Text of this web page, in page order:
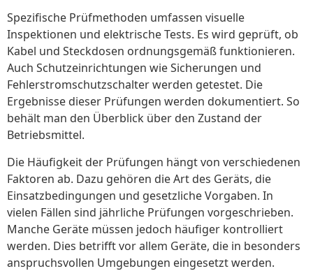
Spezifische Prüfmethoden umfassen visuelle
Inspektionen und elektrische Tests. Es wird geprüft, ob
Kabel und Steckdosen ordnungsgemäß funktionieren.
Auch Schutzeinrichtungen wie Sicherungen und
Fehlerstromschutzschalter werden getestet. Die
Ergebnisse dieser Prüfungen werden dokumentiert. So
behält man den Überblick über den Zustand der
Betriebsmittel.
Die Häufigkeit der Prüfungen hängt von verschiedenen
Faktoren ab. Dazu gehören die Art des Geräts, die
Einsatzbedingungen und gesetzliche Vorgaben. In
vielen Fällen sind jährliche Prüfungen vorgeschrieben.
Manche Geräte müssen jedoch häufiger kontrolliert
werden. Dies betrifft vor allem Geräte, die in besonders
anspruchsvollen Umgebungen eingesetzt werden.